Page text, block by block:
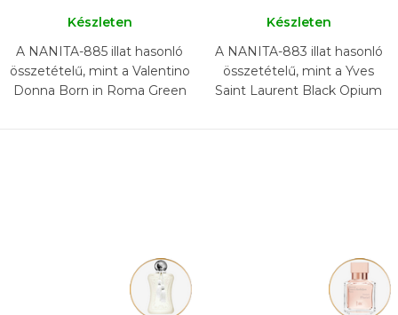
Készleten
A NANITA-885 illat hasonló
összetételű, mint a Valentino
Donna Born in Roma Green
Készleten
A NANITA-883 illat hasonló
összetételű, mint a Yves
Saint Laurent Black Opium